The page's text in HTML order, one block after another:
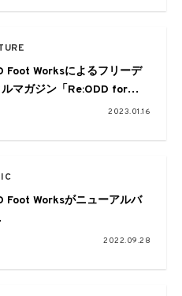
Foot Worksによるフリーデ
ルマガジン「Re:ODD for
2023.01.16
Foot Worksがニューアルバ
Work』をリリース。
2022.09.28